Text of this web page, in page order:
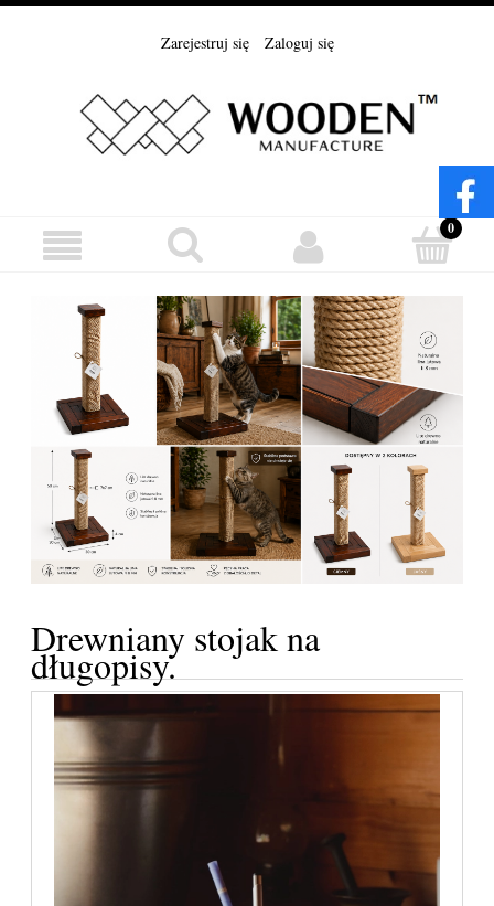
Zarejestruj się Zaloguj się
Drewniany stojak na
długopisy.